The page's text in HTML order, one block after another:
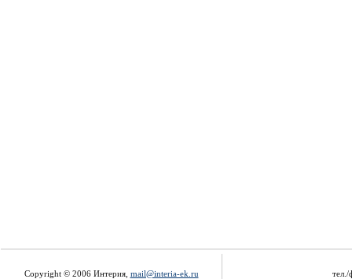
Copyright © 2006 Интерия, mail@interia-ek.ru